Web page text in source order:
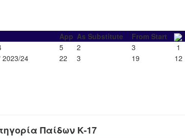
App As Substitute From Start
5 2 3 1
24
22 3 19 12
Παίδων Κ-17